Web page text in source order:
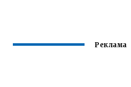
Реклама